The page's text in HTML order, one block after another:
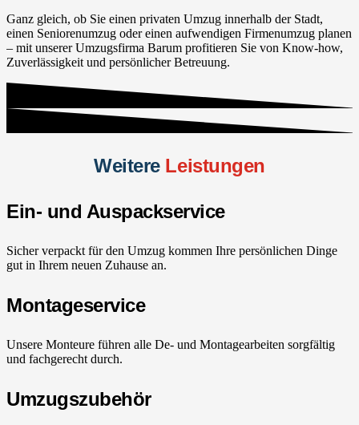
Ganz gleich, ob Sie einen privaten Umzug innerhalb der Stadt,
einen Seniorenumzug oder einen aufwendigen Firmenumzug planen
– mit unserer Umzugsfirma Barum profitieren Sie von Know-how,
Zuverlässigkeit und persönlicher Betreuung.
Weitere Leistungen
Ein- und Auspackservice
Sicher verpackt für den Umzug kommen Ihre persönlichen Dinge
gut in Ihrem neuen Zuhause an.
Montageservice
Unsere Monteure führen alle De- und Montagearbeiten sorgfältig
und fachgerecht durch.
Umzugszubehör